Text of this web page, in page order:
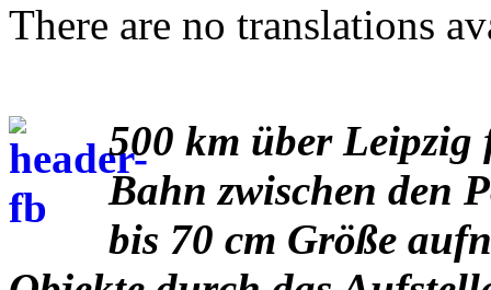
There are no translations
500 km über Leipzig
Bahn zwischen den
bis 70 cm Größe